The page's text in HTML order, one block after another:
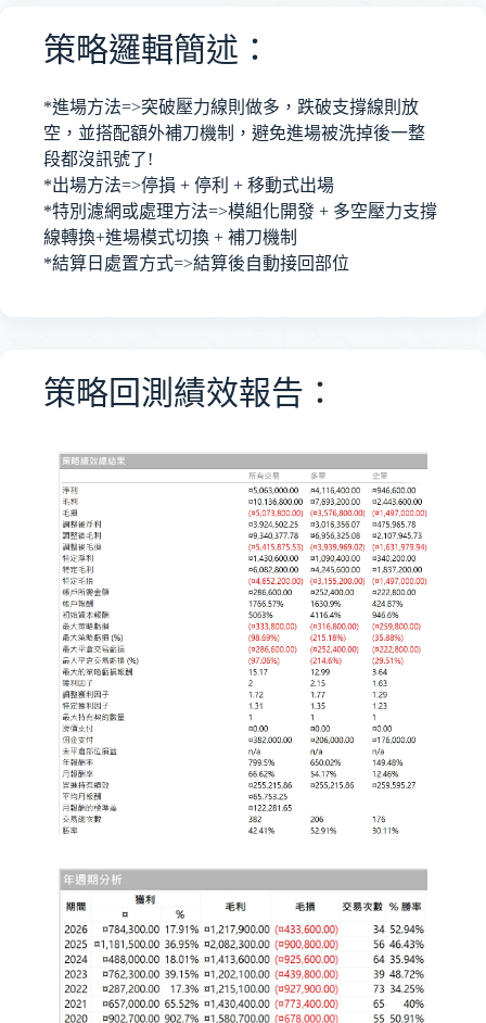
策略邏輯簡述：
*進場方法=>突破壓力線則做多，跌破支撐線則放
空，並搭配額外補刀機制，避免進場被洗掉後一整
段都沒訊號了!
*出場方法=>停損 + 停利 + 移動式出場
*特別濾網或處理方法=>模組化開發 + 多空壓力支撐
線轉換+進場模式切換 + 補刀機制
*結算日處置方式=>結算後自動接回部位
策略回測績效報告：